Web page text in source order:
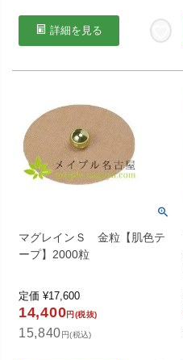
詳細を見る
マグレインＳ 金粒【肌色テ
ープ】2000粒
定価 ¥17,600
14,400円(税抜)
15,840 円(税込)